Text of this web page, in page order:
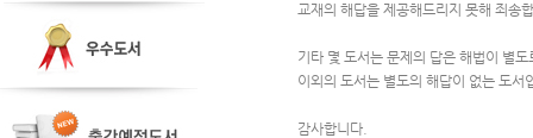
교재의 해답을 제공해드리지 못해 죄송
기타 몇 도서는 문제의 답은 해법이 별
이외의 도서는 별도의 해답이 없는 도서
감사합니다.